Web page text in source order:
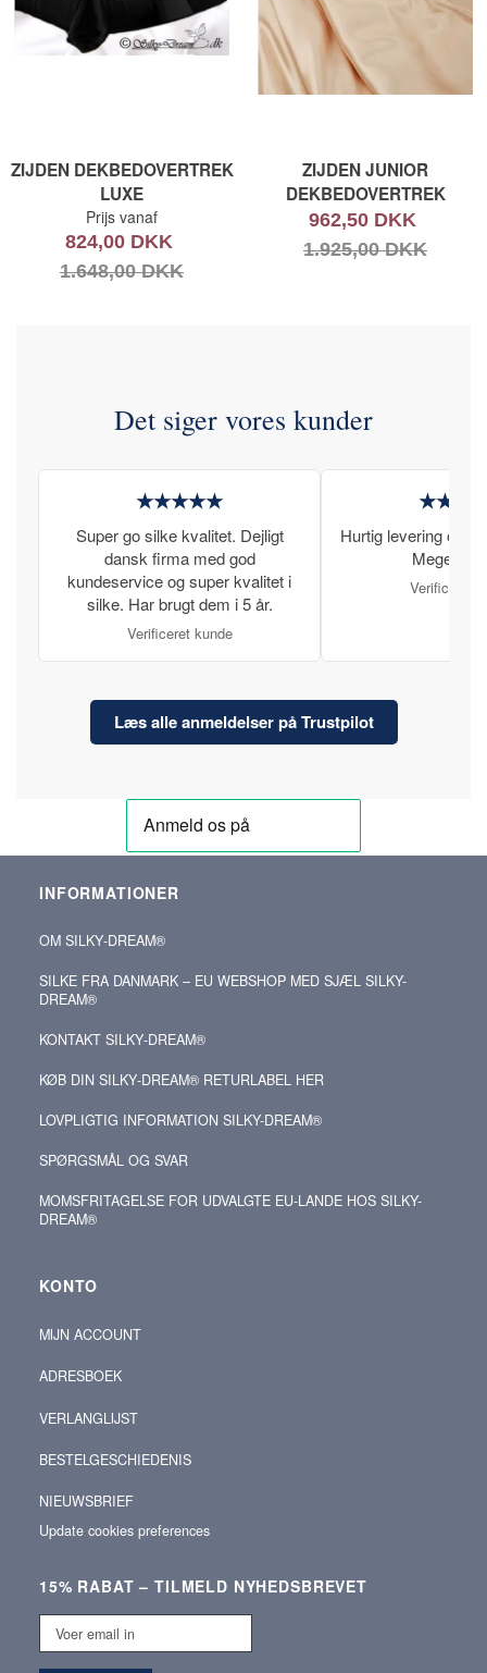
ZIJDEN DEKBEDOVERTREK
LUXE
Prijs vanaf
824,00 DKK
1.648,00 DKK
ZIJDEN JUNIOR
DEKBEDOVERTREK
962,50 DKK
1.925,00 DKK
Det siger vores kunder
★★★★★
Super go silke kvalitet. Dejligt
dansk firma med god
kundeservice og super kvalitet i
silke. Har brugt dem i 5 år.
Verificeret kunde
Hurtig levering og
Meget
Verificeret
Læs alle anmeldelser på Trustpilot
INFORMATIONER
OM SILKY‑DREAM®
SILKE FRA DANMARK – EU WEBSHOP MED SJÆL SILKY-
DREAM®
KONTAKT SILKY‑DREAM®
KØB DIN SILKY‑DREAM® RETURLABEL HER
LOVPLIGTIG INFORMATION SILKY-DREAM®
SPØRGSMÅL OG SVAR
MOMSFRITAGELSE FOR UDVALGTE EU-LANDE HOS SILKY-
DREAM®
KONTO
MIJN ACCOUNT
ADRESBOEK
VERLANGLIJST
BESTELGESCHIEDENIS
NIEUWSBRIEF
Update cookies preferences
15% RABAT – TILMELD NYHEDSBREVET
Voer
email
in